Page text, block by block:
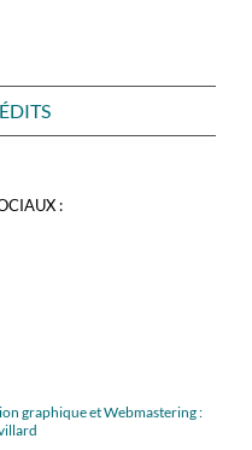
:
graphique et Webmastering :